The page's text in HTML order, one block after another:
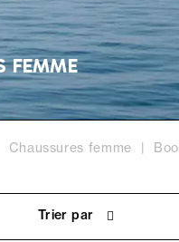
FEMME
Chaussures femme
Trier par